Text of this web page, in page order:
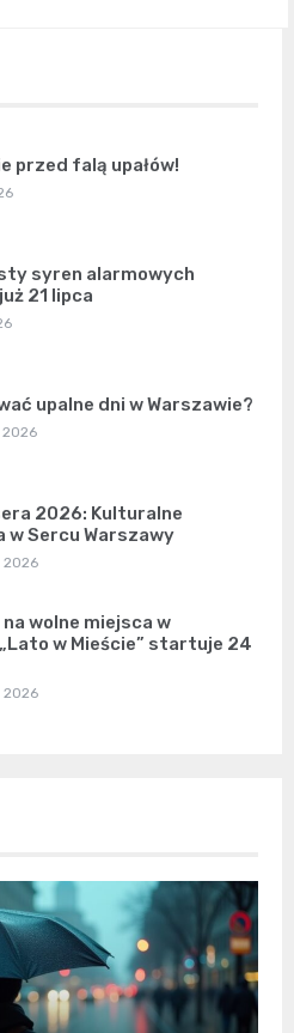
przed falą upałów!
syren alarmowych
21 lipca
upalne dni w Warszawie?
2026: Kulturalne
w Sercu Warszawy
2026
wolne miejsca w
w Mieście” startuje 24
2026